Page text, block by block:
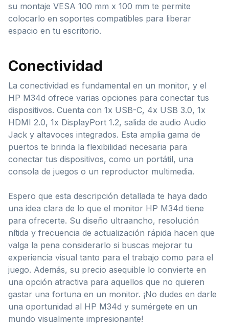
su montaje VESA 100 mm x 100 mm te permite
colocarlo en soportes compatibles para liberar
espacio en tu escritorio.
Conectividad
La conectividad es fundamental en un monitor, y el
HP M34d ofrece varias opciones para conectar tus
dispositivos. Cuenta con 1x USB-C, 4x USB 3.0, 1x
HDMI 2.0, 1x DisplayPort 1.2, salida de audio Audio
Jack y altavoces integrados. Esta amplia gama de
puertos te brinda la flexibilidad necesaria para
conectar tus dispositivos, como un portátil, una
consola de juegos o un reproductor multimedia.
Espero que esta descripción detallada te haya dado
una idea clara de lo que el monitor HP M34d tiene
para ofrecerte. Su diseño ultraancho, resolución
nítida y frecuencia de actualización rápida hacen que
valga la pena considerarlo si buscas mejorar tu
experiencia visual tanto para el trabajo como para el
juego. Además, su precio asequible lo convierte en
una opción atractiva para aquellos que no quieren
gastar una fortuna en un monitor. ¡No dudes en darle
una oportunidad al HP M34d y sumérgete en un
mundo visualmente impresionante!